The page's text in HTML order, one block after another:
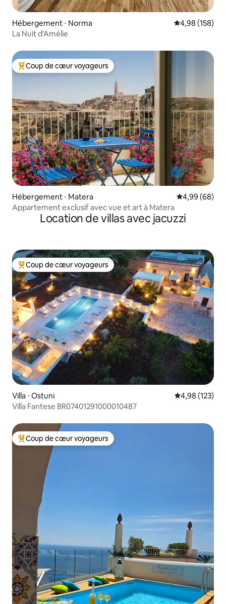
Hébergement ⋅ Norma Évaluation
4,98 (158)
La Nuit d'Amélie
Coups de cœur voyageurs les plus appréciés
Coup de cœur voyageurs
Hébergement ⋅ Matera Évaluation
4,99 (68)
Appartement exclusif avec vue et art à Matera
Location de villas avec jacuzzi
Coups de cœur voyageurs les plus appréciés
Coup de cœur voyageurs
Villa ⋅ Ostuni Évaluation
4,98 (123)
Villa Fantese BR07401291000010487
Coups de cœur voyageurs les plus appréciés
Coup de cœur voyageurs